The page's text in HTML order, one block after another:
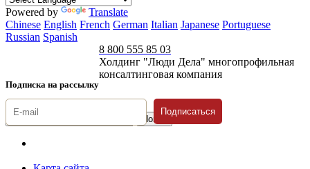
Powered by
Translate
Chinese English French German Italian Japanese Portuguese
Russian Spanish
Подписка на рассылку
8 800 555 85 03
Холдинг "Люди Дела" многопрофильная
консалтинговая компания
Подписаться